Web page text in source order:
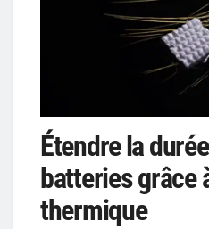
Étendre la
batteries grâce
thermique